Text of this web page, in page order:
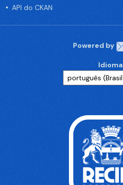
API do CKAN
Powered by
Idioma